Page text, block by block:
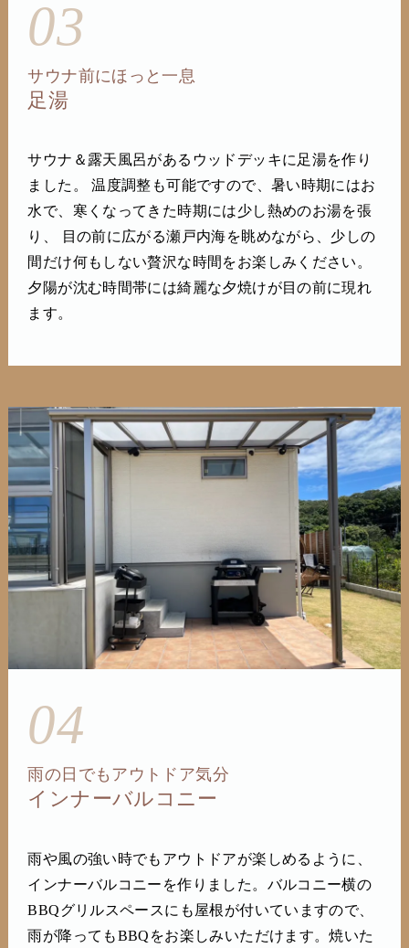
03
サウナ前にほっと一息
足湯
サウナ＆露天風呂があるウッドデッキに足湯を作り
ました。 温度調整も可能ですので、暑い時期にはお
水で、寒くなってきた時期には少し熱めのお湯を張
り、 目の前に広がる瀬戸内海を眺めながら、少しの
間だけ何もしない贅沢な時間をお楽しみください。
夕陽が沈む時間帯には綺麗な夕焼けが目の前に現れ
ます。
04
雨の日でもアウトドア気分
インナーバルコニー
雨や風の強い時でもアウトドアが楽しめるように、
インナーバルコニーを作りました。バルコニー横の
BBQグリルスペースにも屋根が付いていますので、
雨が降ってもBBQをお楽しみいただけます。焼いた